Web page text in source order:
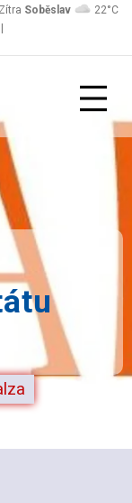
Soběslav 22°C